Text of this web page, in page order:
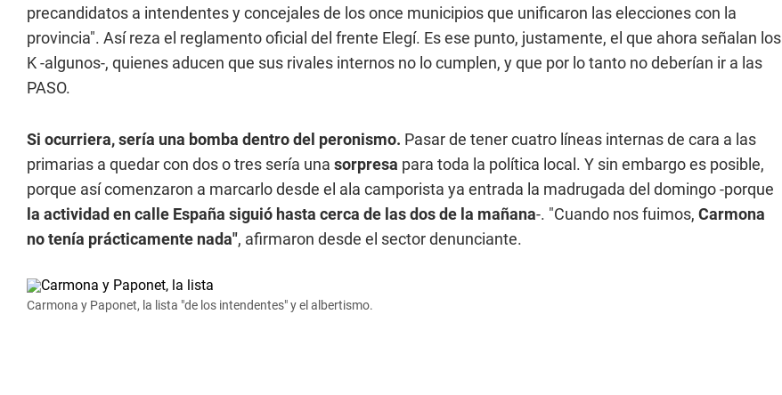
precandidatos a intendentes y concejales de los once municipios que unificaron las elecciones con la
provincia". Así reza el reglamento oficial del frente Elegí. Es ese punto, justamente, el que ahora señalan los
K -algunos-, quienes aducen que sus rivales internos no lo cumplen, y que por lo tanto no deberían ir a las
PASO.
Si ocurriera, sería una bomba dentro del peronismo. Pasar de tener cuatro líneas internas de cara a las
primarias a quedar con dos o tres sería una sorpresa para toda la política local. Y sin embargo es posible,
porque así comenzaron a marcarlo desde el ala camporista ya entrada la madrugada del domingo -porque
la actividad en calle España siguió hasta cerca de las dos de la mañana-. "Cuando nos fuimos, Carmona
no tenía prácticamente nada", afirmaron desde el sector denunciante.
Carmona y Paponet, la lista "de los intendentes" y el albertismo.